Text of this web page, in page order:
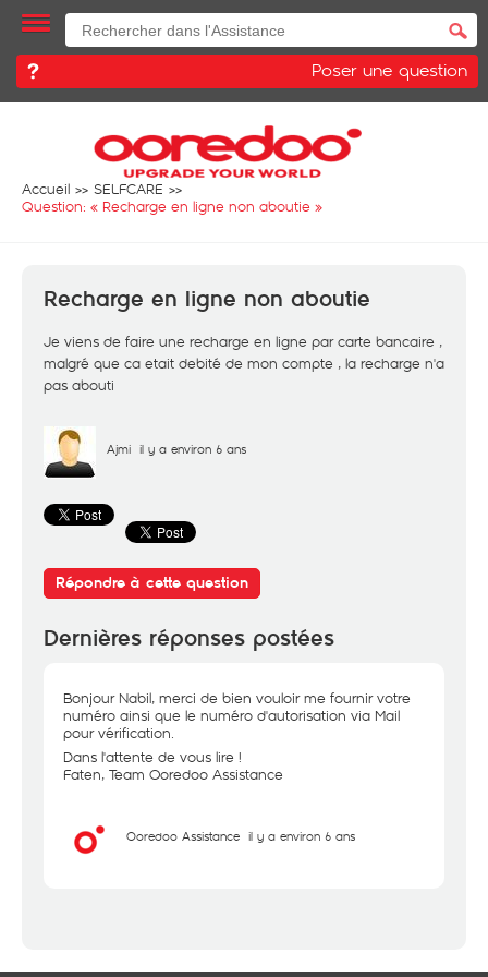
Poser une question
Accueil
SELFCARE
Question: « Recharge en ligne non aboutie »
Recharge en ligne non aboutie
Je viens de faire une recharge en ligne par carte bancaire ,
malgré que ca etait debité de mon compte , la recharge n'a
pas abouti
Ajmi il y a environ 6 ans
Répondre à cette question
Dernières réponses postées
Bonjour Nabil, merci de bien vouloir me fournir votre
numéro ainsi que le numéro d'autorisation via Mail
pour vérification.
Dans l'attente de vous lire !
Faten, Team Ooredoo Assistance
Ooredoo Assistance il y a environ 6 ans